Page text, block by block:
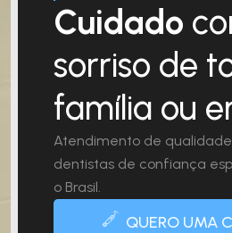
Cuidado
sorriso de
família ou
Atendimento de
dentistas de confiança
o Brasil.
QUERO UMA